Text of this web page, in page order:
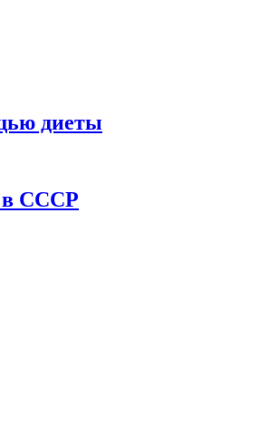
диеты
в СССР